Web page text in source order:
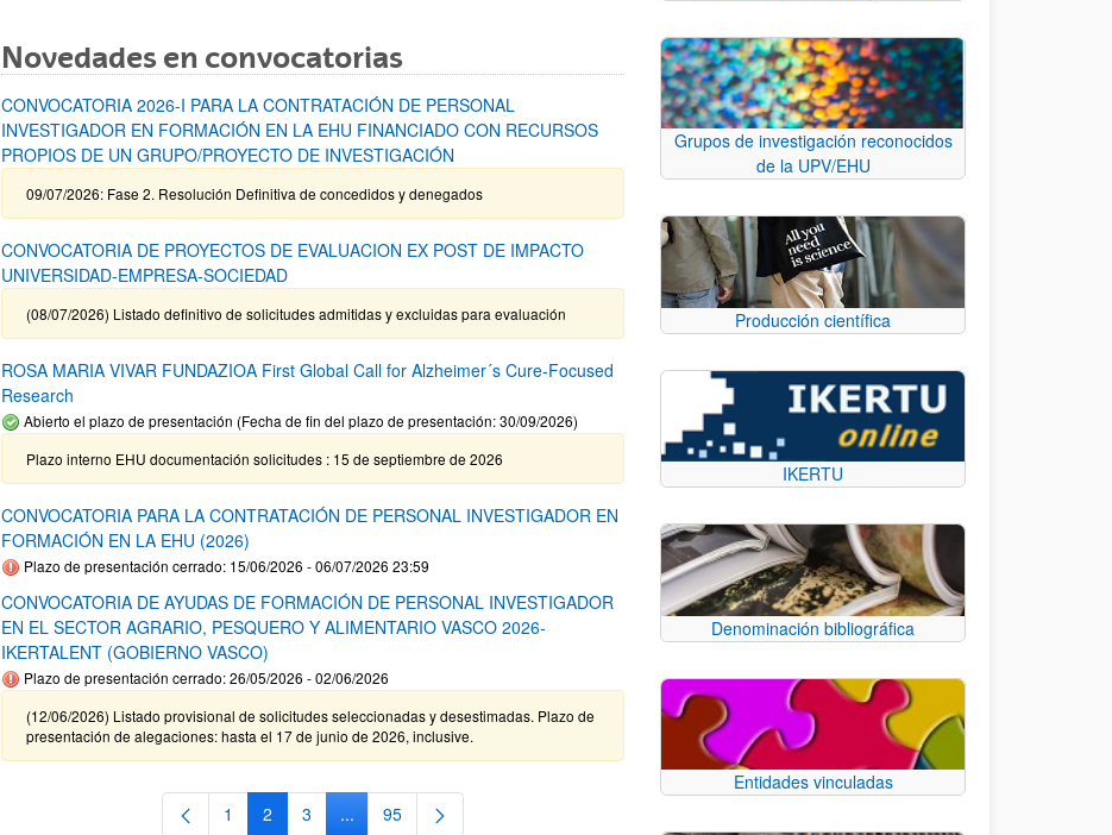
Novedades en convocatorias
CONVOCATORIA 2026-I PARA LA CONTRATACIÓN DE PERSONAL
INVESTIGADOR EN FORMACIÓN EN LA EHU FINANCIADO CON RECURSOS
PROPIOS DE UN GRUPO/PROYECTO DE INVESTIGACIÓN
09/07/2026: Fase 2. Resolución Definitiva de concedidos y denegados
CONVOCATORIA DE PROYECTOS DE EVALUACION EX POST DE IMPACTO
UNIVERSIDAD-EMPRESA-SOCIEDAD
(08/07/2026) Listado definitivo de solicitudes admitidas y excluidas para evaluación
ROSA MARIA VIVAR FUNDAZIOA First Global Call for Alzheimer´s Cure-Focused
Research
Abierto el plazo de presentación (Fecha de fin del plazo de presentación: 30/09/2026)
Plazo interno EHU documentación solicitudes : 15 de septiembre de 2026
CONVOCATORIA PARA LA CONTRATACIÓN DE PERSONAL INVESTIGADOR EN
FORMACIÓN EN LA EHU (2026)
Plazo de presentación cerrado: 15/06/2026 - 06/07/2026 23:59
CONVOCATORIA DE AYUDAS DE FORMACIÓN DE PERSONAL INVESTIGADOR
EN EL SECTOR AGRARIO, PESQUERO Y ALIMENTARIO VASCO 2026-
IKERTALENT (GOBIERNO VASCO)
Plazo de presentación cerrado: 26/05/2026 - 02/06/2026
(12/06/2026) Listado provisional de solicitudes seleccionadas y desestimadas. Plazo de
presentación de alegaciones: hasta el 17 de junio de 2026, inclusive.
Página
1 Página
2 Página
3 ...Páginas intermedias Use TAB para desplazarse.
Página
95
Grupos de investigación reconocidos
de la UPV/EHU
Producción científica
IKERTU
Denominación bibliográfica
Entidades vinculadas